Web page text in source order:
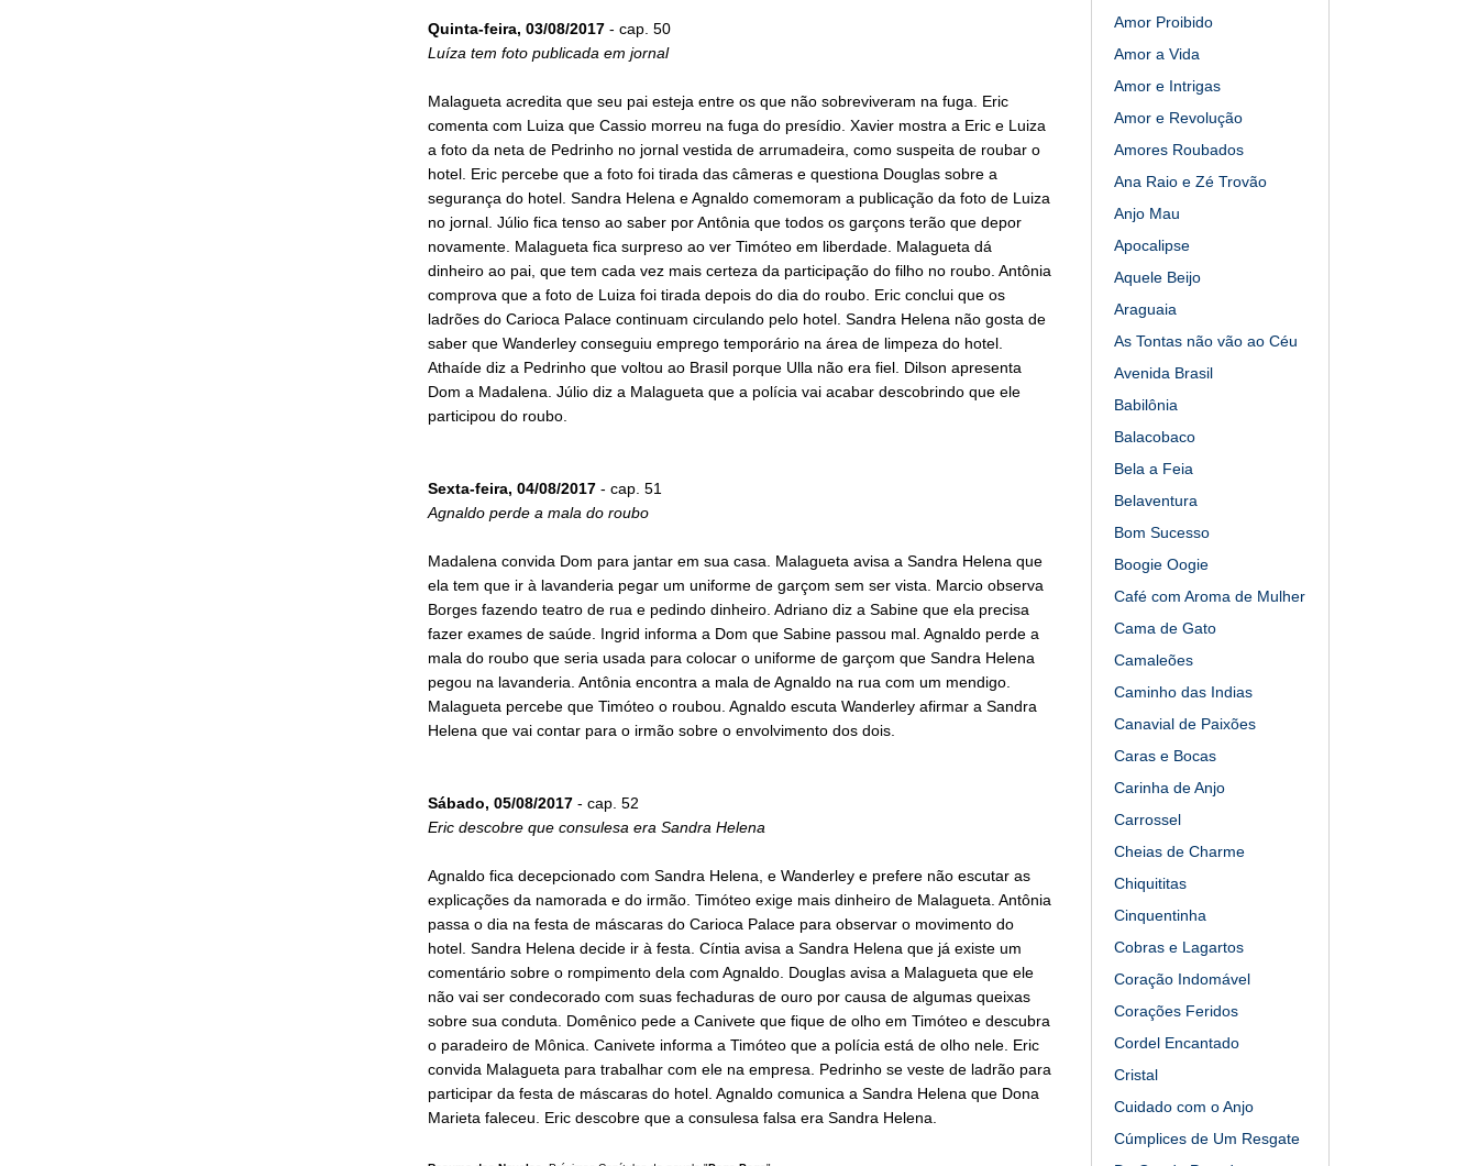
Quinta-feira, 03/08/2017- cap. 50
Luíza tem foto publicada em jornal
Malagueta acredita que seu pai esteja entre os que não sobreviveram na fuga. Eric
comenta com Luiza que Cassio morreu na fuga do presídio. Xavier mostra a Eric e Luiza
a foto da neta de Pedrinho no jornal vestida de arrumadeira, como suspeita de roubar o
hotel. Eric percebe que a foto foi tirada das câmeras e questiona Douglas sobre a
segurança do hotel. Sandra Helena e Agnaldo comemoram a publicação da foto de Luiza
no jornal. Júlio fica tenso ao saber por Antônia que todos os garçons terão que depor
novamente. Malagueta fica surpreso ao ver Timóteo em liberdade. Malagueta dá
dinheiro ao pai, que tem cada vez mais certeza da participação do filho no roubo. Antônia
comprova que a foto de Luiza foi tirada depois do dia do roubo. Eric conclui que os
ladrões do Carioca Palace continuam circulando pelo hotel. Sandra Helena não gosta de
saber que Wanderley conseguiu emprego temporário na área de limpeza do hotel.
Athaíde diz a Pedrinho que voltou ao Brasil porque Ulla não era fiel. Dilson apresenta
Dom a Madalena. Júlio diz a Malagueta que a polícia vai acabar descobrindo que ele
participou do roubo.
Sexta-feira, 04/08/2017- cap. 51
Agnaldo perde a mala do roubo
Madalena convida Dom para jantar em sua casa. Malagueta avisa a Sandra Helena que
ela tem que ir à lavanderia pegar um uniforme de garçom sem ser vista. Marcio observa
Borges fazendo teatro de rua e pedindo dinheiro. Adriano diz a Sabine que ela precisa
fazer exames de saúde. Ingrid informa a Dom que Sabine passou mal. Agnaldo perde a
mala do roubo que seria usada para colocar o uniforme de garçom que Sandra Helena
pegou na lavanderia. Antônia encontra a mala de Agnaldo na rua com um mendigo.
Malagueta percebe que Timóteo o roubou. Agnaldo escuta Wanderley afirmar a Sandra
Helena que vai contar para o irmão sobre o envolvimento dos dois.
Sábado, 05/08/2017- cap. 52
Eric descobre que consulesa era Sandra Helena
Agnaldo fica decepcionado com Sandra Helena, e Wanderley e prefere não escutar as
explicações da namorada e do irmão. Timóteo exige mais dinheiro de Malagueta. Antônia
passa o dia na festa de máscaras do Carioca Palace para observar o movimento do
hotel. Sandra Helena decide ir à festa. Cíntia avisa a Sandra Helena que já existe um
comentário sobre o rompimento dela com Agnaldo. Douglas avisa a Malagueta que ele
não vai ser condecorado com suas fechaduras de ouro por causa de algumas queixas
sobre sua conduta. Domênico pede a Canivete que fique de olho em Timóteo e descubra
o paradeiro de Mônica. Canivete informa a Timóteo que a polícia está de olho nele. Eric
convida Malagueta para trabalhar com ele na empresa. Pedrinho se veste de ladrão para
participar da festa de máscaras do hotel. Agnaldo comunica a Sandra Helena que Dona
Marieta faleceu. Eric descobre que a consulesa falsa era Sandra Helena.
Amor Proibido
Amor a Vida
Amor e Intrigas
Amor e Revolução
Amores Roubados
Ana Raio e Zé Trovão
Anjo Mau
Apocalipse
Aquele Beijo
Araguaia
As Tontas não vão ao Céu
Avenida Brasil
Babilônia
Balacobaco
Bela a Feia
Belaventura
Bom Sucesso
Boogie Oogie
Café com Aroma de Mulher
Cama de Gato
Camaleões
Caminho das Indias
Canavial de Paixões
Caras e Bocas
Carinha de Anjo
Carrossel
Cheias de Charme
Chiquititas
Cinquentinha
Cobras e Lagartos
Coração Indomável
Corações Feridos
Cordel Encantado
Cristal
Cuidado com o Anjo
Cúmplices de Um Resgate